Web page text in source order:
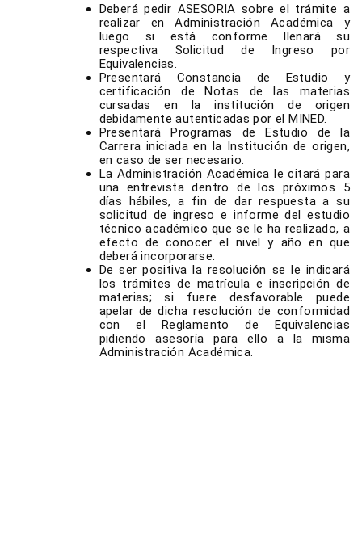
Deberá pedir ASESORIA sobre el trámite a
realizar en Administración Académica y
luego si está conforme llenará su
respectiva Solicitud de Ingreso por
Equivalencias.
Presentará Constancia de Estudio y
certificación de Notas de las materias
cursadas en la institución de origen
debidamente autenticadas por el MINED.
Presentará Programas de Estudio de la
Carrera iniciada en la Institución de origen,
en caso de ser necesario.
La Administración Académica le citará para
una entrevista dentro de los próximos 5
días hábiles, a fin de dar respuesta a su
solicitud de ingreso e informe del estudio
técnico académico que se le ha realizado, a
efecto de conocer el nivel y año en que
deberá incorporarse.
De ser positiva la resolución se le indicará
los trámites de matrícula e inscripción de
materias; si fuere desfavorable puede
apelar de dicha resolución de conformidad
con el Reglamento de Equivalencias
pidiendo asesoría para ello a la misma
Administración Académica.